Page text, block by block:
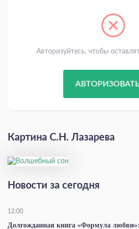
Авторизуйтесь, чтобы
Картина С.Н. Лазарева
Новости за сегодня
12:00
Долгожданная книга «Формула любви»: